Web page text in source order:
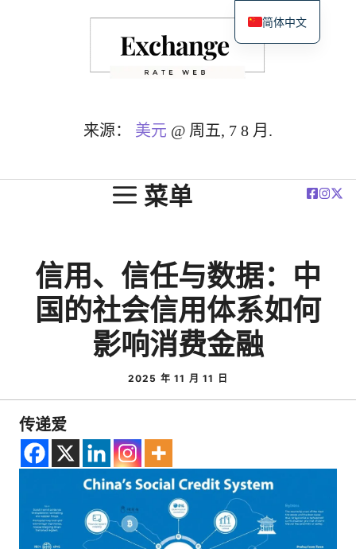
来源： 美元 @ 周五, 7 8 月.
菜单
信用、信任与数据：中
国的社会信用体系如何
影响消费金融
2025 年 11 月 11 日
传递爱
简体中文
English
Español
Français
Polski